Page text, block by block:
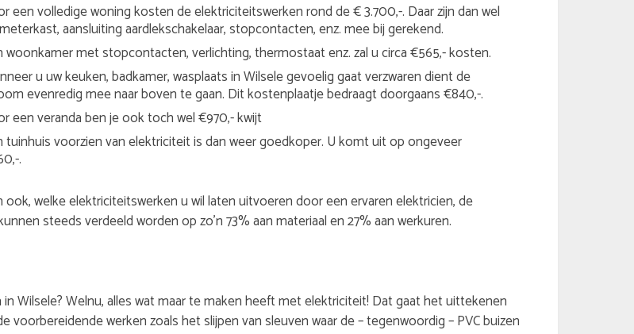
een volledige woning kosten de elektriciteitswerken rond de € 3.700,-. Daar zijn dan wel
aansluiting aardlekschakelaar, stopcontacten, enz. mee bij gerekend.
woonkamer met stopcontacten, verlichting, thermostaat enz. zal u circa €565,- kosten.
u uw keuken, badkamer, wasplaats in Wilsele gevoelig gaat verzwaren dient de
evenredig mee naar boven te gaan. Dit kostenplaatje bedraagt doorgaans €840,-.
een veranda ben je ook toch wel €970,- kwijt
tuinhuis voorzien van elektriciteit is dan weer goedkoper. U komt uit op ongeveer
.
ook, welke elektriciteitswerken u wil laten uitvoeren door een ervaren elektricien, de
steeds verdeeld worden op zo’n 73% aan materiaal en 27% aan werkuren.
Wilsele? Welnu, alles wat maar te maken heeft met elektriciteit! Dat gaat het uittekenen
werken zoals het slijpen van sleuven waar de – tegenwoordig – PVC buizen